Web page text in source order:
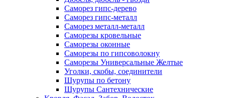
Саморез гипс-дерево
Саморез гипс-металл
Саморез металл-металл
Саморезы кровельные
Саморезы оконные
Саморезы по гипсоволокну
Саморезы Универсальные Желтые
Уголки, скобы, соединители
Шурупы по бетону
Шурупы Сантехнические